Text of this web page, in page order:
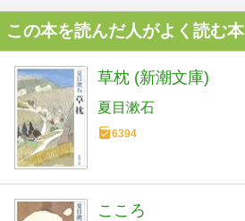
この本を読んだ人がよく読む本
草枕 (新潮文庫)
夏目漱石
6394
こころ